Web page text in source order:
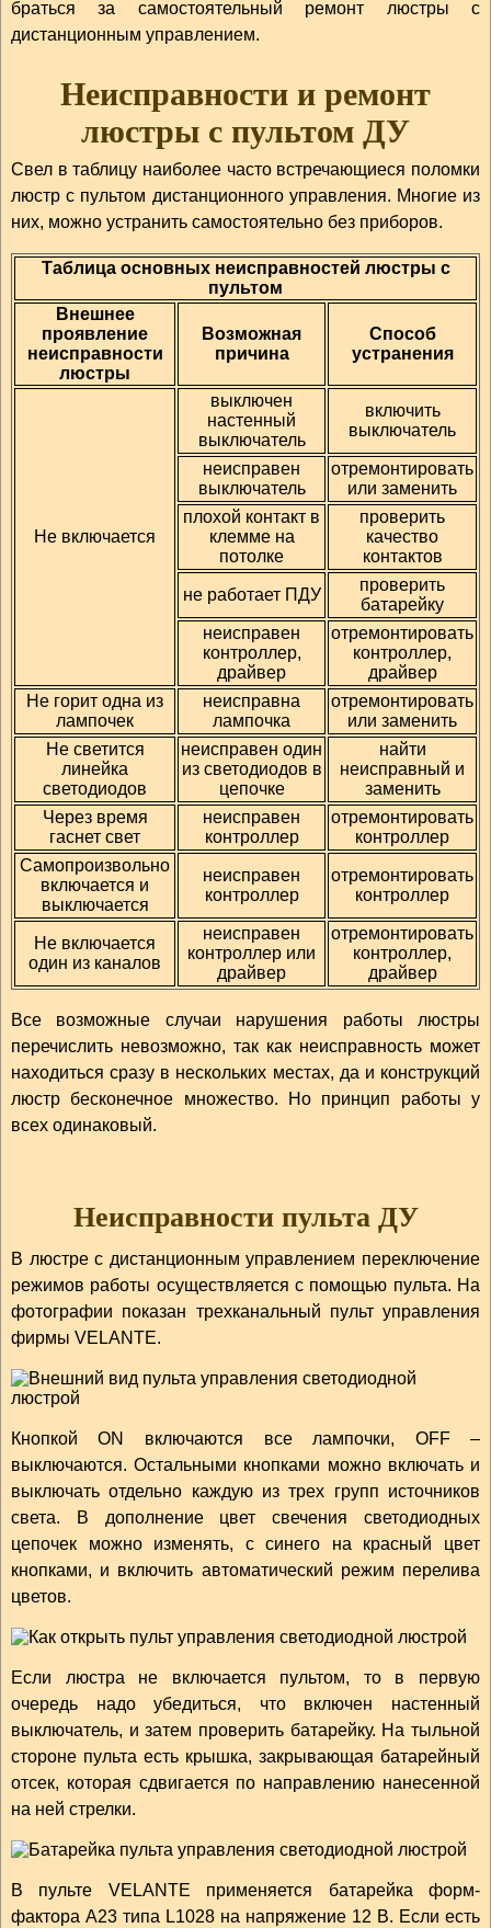
браться за самостоятельный ремонт люстры с
дистанционным управлением.
Неисправности и ремонт
люстры с пультом ДУ
Свел в таблицу наиболее часто встречающиеся поломки
люстр с пультом дистанционного управления. Многие из
них, можно устранить самостоятельно без приборов.
Таблица основных неисправностей люстры с
пультом
Внешнее
проявление
неисправности
люстры
Возможная
причина
Способ
устранения
Не включается
выключен
настенный
выключатель
включить
выключатель
неисправен
выключатель
отремонтировать
или заменить
плохой контакт в
клемме на
потолке
проверить
качество
контактов
не работает ПДУ
проверить
батарейку
неисправен
контроллер,
драйвер
отремонтировать
контроллер,
драйвер
Не горит одна из
лампочек
неисправна
лампочка
отремонтировать
или заменить
Не светится
линейка
светодиодов
неисправен один
из светодиодов в
цепочке
найти
неисправный и
заменить
Через время
гаснет свет
неисправен
контроллер
отремонтировать
контроллер
Самопроизвольно
включается и
выключается
неисправен
контроллер
отремонтировать
контроллер
Не включается
один из каналов
неисправен
контроллер или
драйвер
отремонтировать
контроллер,
драйвер
Все возможные случаи нарушения работы люстры
перечислить невозможно, так как неисправность может
находиться сразу в нескольких местах, да и конструкций
люстр бесконечное множество. Но принцип работы у
всех одинаковый.
Неисправности пульта ДУ
В люстре с дистанционным управлением переключение
режимов работы осуществляется с помощью пульта. На
фотографии показан трехканальный пульт управления
фирмы VELANTE.
Кнопкой ON включаются все лампочки, OFF –
выключаются. Остальными кнопками можно включать и
выключать отдельно каждую из трех групп источников
света. В дополнение цвет свечения светодиодных
цепочек можно изменять, с синего на красный цвет
кнопками, и включить автоматический режим перелива
цветов.
Если люстра не включается пультом, то в первую
очередь надо убедиться, что включен настенный
выключатель, и затем проверить батарейку. На тыльной
стороне пульта есть крышка, закрывающая батарейный
отсек, которая сдвигается по направлению нанесенной
на ней стрелки.
В пульте VELANTE применяется батарейка форм-
фактора А23 типа L1028 на напряжение 12 В. Если есть